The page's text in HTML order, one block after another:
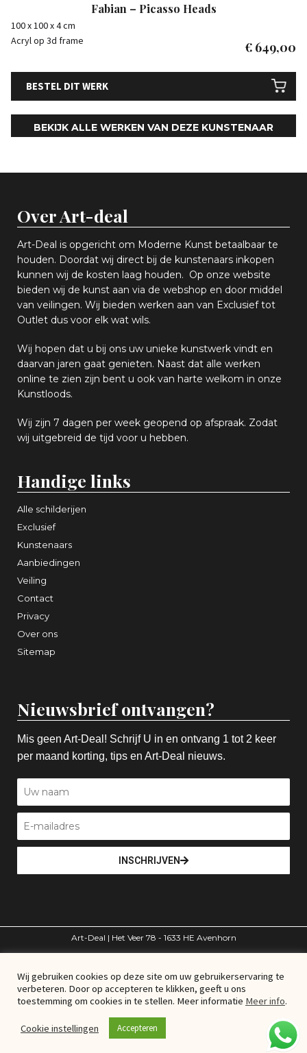
Fabian – Picasso Heads
100 x 100 x 4 cm
Acryl op 3d frame
€ 649,00
BESTEL DIT WERK
BEKIJK ALLE WERKEN VAN DEZE KUNSTENAAR
Over Art-deal
Art-Deal is opgericht om Moderne Kunst betaalbaar te
houden. Doordat wij direct bij de kunstenaars inkopen
kunnen wij de kosten laag houden. Op onze website
bieden wij de kunst aan via de webshop en door middel
van veilingen. Wij bieden werken aan van Exclusief tot
Outlet dus voor elk wat wils.
Wij hopen dat u bij ons uw unieke kunstwerk vindt en
daarvan jaren gaat genieten. Naast dat alle werken
online te zien zijn bent u ook van harte welkom in onze
Kunstloods.
Wij zijn 7 dagen per week geopend op afspraak. Zodat
wij uitgebreid de tijd voor u hebben.
Handige links
Alle schilderijen
Exclusief
Kunstenaars
Aanbiedingen
Veiling
Contact
Privacy
Over ons
Sitemap
Nieuwsbrief ontvangen?
Mis geen Art-Deal! Schrijf U in en ontvang 1 tot 2 keer
per maand korting, tips en Art-Deal nieuws.
INSCHRIJVEN
Art-Deal | Het Veer 78 - 1633 HE Avenhorn
© Art-Deal – Alle rechten voorbehouden
Algemene voorwaarden
Wij gebruiken cookies op deze site om uw gebruikerservaring te
verbeteren. Door op accepteren te klikken, geeft u ons
toestemming om cookies in te stellen. Meer informatie Meer info.
Cookie instellingen Accepteren